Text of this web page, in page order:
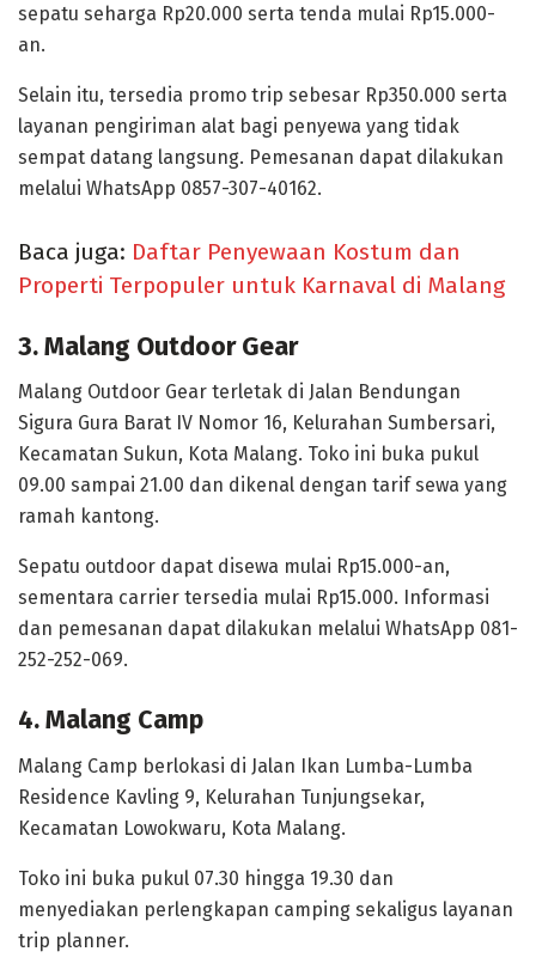
sepatu seharga Rp20.000 serta tenda mulai Rp15.000-
an.
Selain itu, tersedia promo trip sebesar Rp350.000 serta
layanan pengiriman alat bagi penyewa yang tidak
sempat datang langsung. Pemesanan dapat dilakukan
melalui WhatsApp 0857-307-40162.
Baca juga: Daftar Penyewaan Kostum dan
Properti Terpopuler untuk Karnaval di Malang
3. Malang Outdoor Gear
Malang Outdoor Gear terletak di Jalan Bendungan
Sigura Gura Barat IV Nomor 16, Kelurahan Sumbersari,
Kecamatan Sukun, Kota Malang. Toko ini buka pukul
09.00 sampai 21.00 dan dikenal dengan tarif sewa yang
ramah kantong.
Sepatu outdoor dapat disewa mulai Rp15.000-an,
sementara carrier tersedia mulai Rp15.000. Informasi
dan pemesanan dapat dilakukan melalui WhatsApp 081-
252-252-069.
4. Malang Camp
Malang Camp berlokasi di Jalan Ikan Lumba-Lumba
Residence Kavling 9, Kelurahan Tunjungsekar,
Kecamatan Lowokwaru, Kota Malang.
Toko ini buka pukul 07.30 hingga 19.30 dan
menyediakan perlengkapan camping sekaligus layanan
trip planner.